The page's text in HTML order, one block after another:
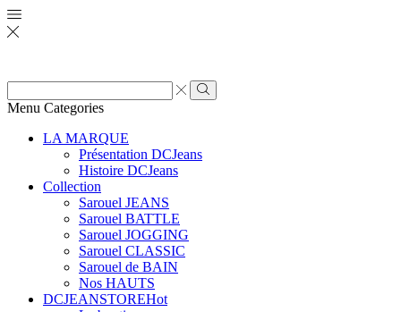
Zone
de
Rechercher
Menu Categories
LA MARQUE
Présentation DCJeans
Histoire DCJeans
Collection
Sarouel JEANS
Sarouel BATTLE
Sarouel JOGGING
Sarouel CLASSIC
Sarouel de BAIN
Nos HAUTS
DCJEANSTOREHot